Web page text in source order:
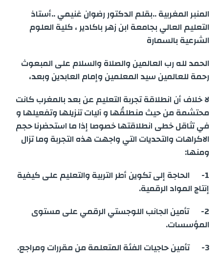
e
b
o
o
k
t
t
e
i
t
A
p
p
k
d
I
n
e
r
a
m
n
e
r
a
r
e
المنبر المغربية ..بقلم الدكتور رضوان غنيمي ..أستاذ
التعليم العالي بجامعة ابن زهر باكادير ، كلية العلوم
الشرعية بالسمارة
الحمد لله رب العالمين والصلاة والسلام على المبعوث
رحمة للعالمين سيد المعلمين وإمام العابدين وبعد،
لا خلاف أن انطلاقة تجربة التعليم عن بعد بالمغرب كانت
محتشمة من حيث منطلقُها و آليات تنزيلها وتفعيلها و
في تثاقل خطى انطلاقتها خصوصا إذا ما استحضرنا حجم
الاكراهات والتحديات التي واجهت هذه التجربة وما تزال
ومنها:
1- الحاجة إلى تكوين أطر التربية والتعليم على كيفية
إنتاج المواد الرقمية.
2- تأمين الجانب اللوجستي الرقمي على مستوى
المؤسسات.
3- تأمين حاجيات الفئة المتعلمة من مقررات ومراجع.